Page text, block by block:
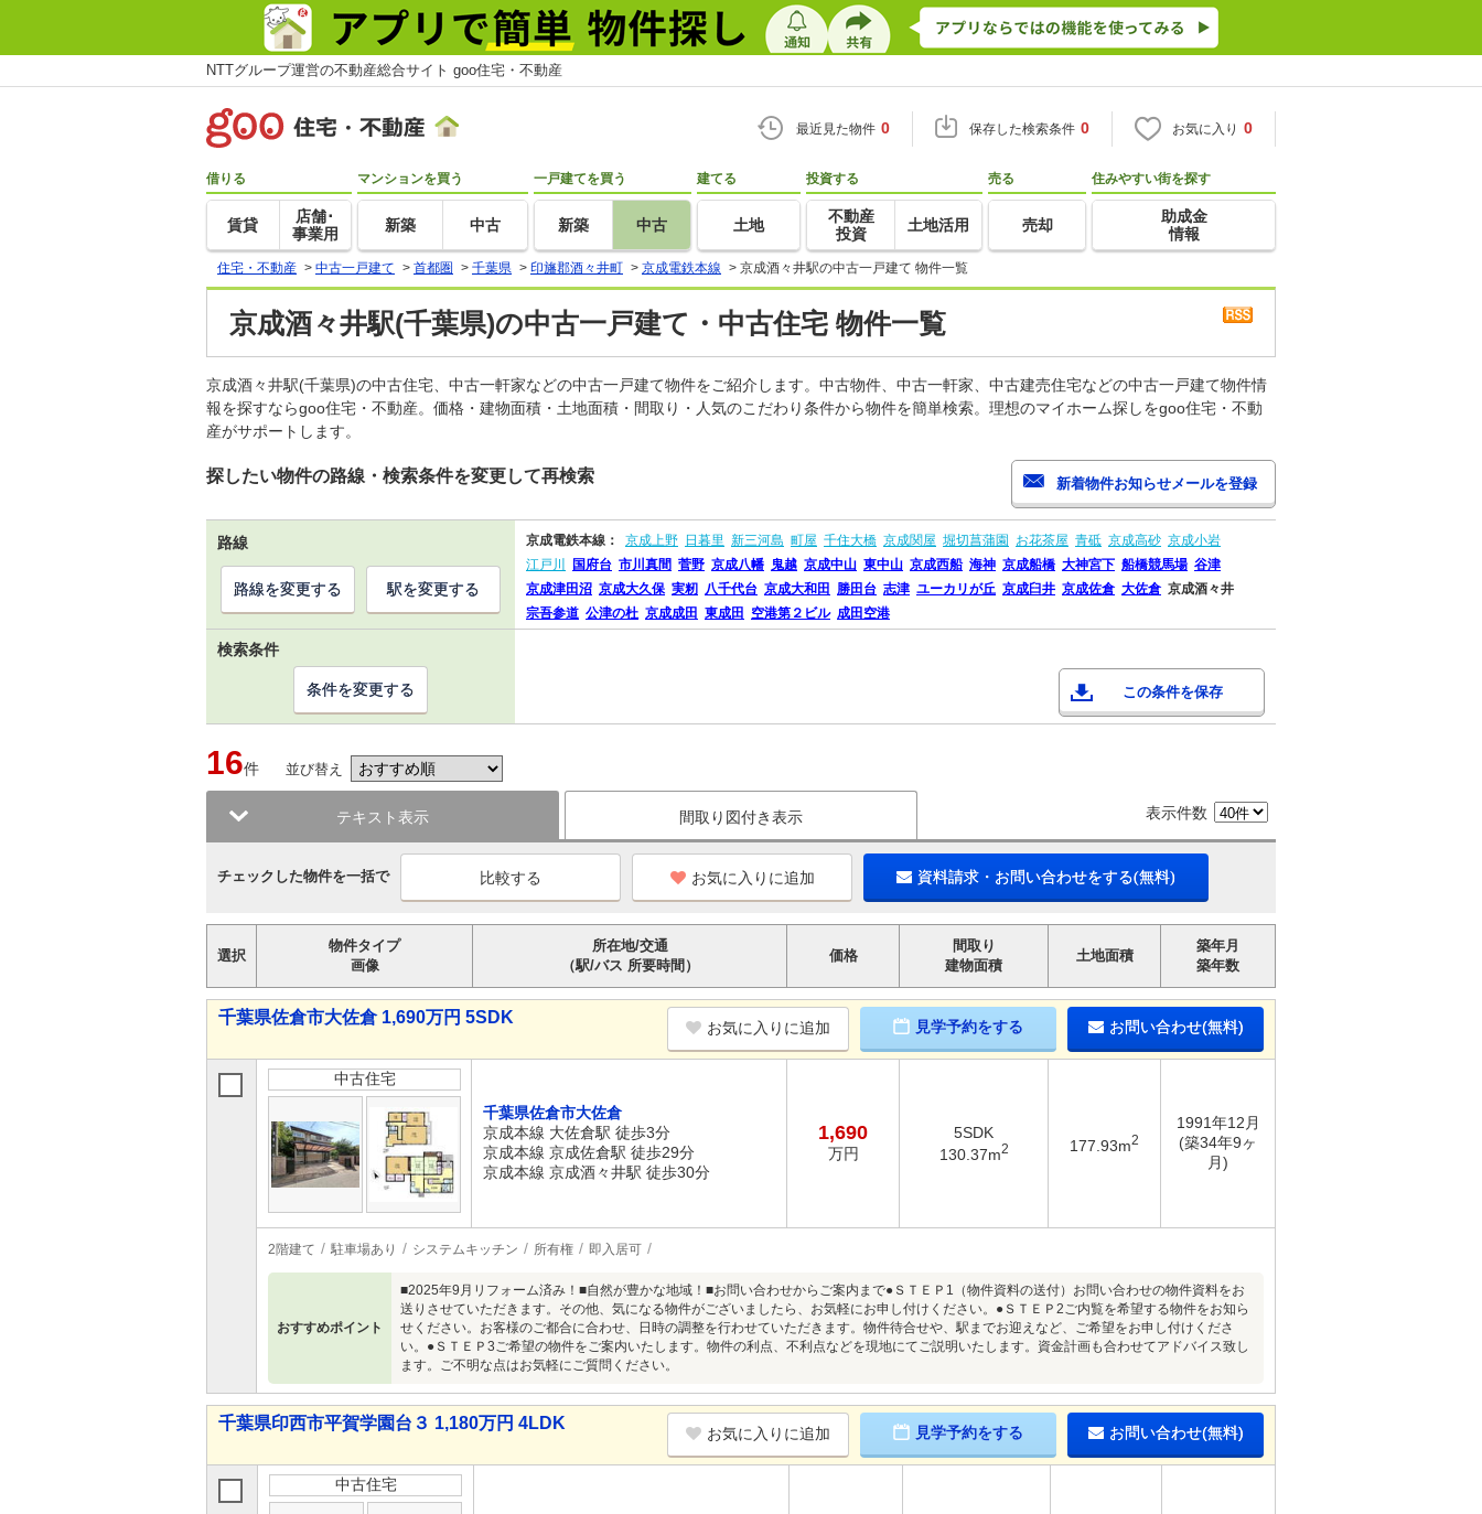
NTTグループ運営の不動産総合サイト goo住宅・不動産
最近見た物件 0 保存した検索条件 0 お気に入り 0
借りる
賃貸
店舗･
事業用
マンションを買う
新築 中古
一戸建てを買う
新築 中古
建てる
土地
投資する
不動産
投資
土地活用
売る
売却
住みやすい街を探す
助成金
情報
住宅・不動産 > 中古一戸建て > 首都圏 > 千葉県 > 印旛郡酒々井町 > 京成電鉄本線 > 京成酒々井駅の中古一戸建て 物件一覧
京成酒々井駅(千葉県)の中古一戸建て・中古住宅 物件一覧
京成酒々井駅(千葉県)の中古住宅、中古一軒家などの中古一戸建て物件をご紹介します。中古物件、中古一軒家、中古建売住宅などの中古一戸建て物件情
報を探すならgoo住宅・不動産。価格・建物面積・土地面積・間取り・人気のこだわり条件から物件を簡単検索。理想のマイホーム探しをgoo住宅・不動
産がサポートします。
探したい物件の路線・検索条件を変更して再検索
路線 京成電鉄本線： 京成上野 日暮里 新三河島 町屋 千住大橋 京成関屋 堀切菖蒲園 お花茶屋 青砥 京成高砂 京成小岩
江戸川
国府台 市川真間 菅野 京成八幡 鬼越 京成中山 東中山 京成西船 海神 京成船橋 大神宮下 船橋競馬場 谷津
京成津田沼 京成大久保 実籾 八千代台 京成大和田 勝田台 志津 ユーカリが丘 京成臼井 京成佐倉 大佐倉 京成酒々井
宗吾参道 公津の杜 京成成田 東成田 空港第２ビル 成田空港
路線を変更する 駅を変更する
検索条件
この条件を保存
条件を変更する
16件 並び替え
テキスト表示 間取り図付き表示 表示件数
チェックした物件を一括で お気に入りに追加 資料請求・お問い合わせをする(無料)
選択
物件タイプ
画像
所在地/交通
（駅/バス 所要時間）
価格
間取り
建物面積
土地面積
築年月
築年数
千葉県佐倉市大佐倉 1,690万円 5SDK
お気に入りに追加 見学予約をする お問い合わせ(無料)
中古住宅
千葉県佐倉市大佐倉
京成本線 大佐倉駅 徒歩3分
京成本線 京成佐倉駅 徒歩29分
京成本線 京成酒々井駅 徒歩30分
1,690
万円
5SDK
130.37m2 177.93m2
1991年12月
(築34年9ヶ
月)
2階建て 駐車場あり システムキッチン 所有権 即入居可
おすすめポイント
■2025年9月リフォーム済み！■自然が豊かな地域！■お問い合わせからご案内まで●ＳＴＥＰ1（物件資料の送付）お問い合わせの物件資料をお
送りさせていただきます。その他、気になる物件がございましたら、お気軽にお申し付けください。●ＳＴＥＰ2ご内覧を希望する物件をお知ら
せください。お客様のご都合に合わせ、日時の調整を行わせていただきます。物件待合せや、駅までお迎えなど、ご希望をお申し付けくださ
い。●ＳＴＥＰ3ご希望の物件をご案内いたします。物件の利点、不利点などを現地にてご説明いたします。資金計画も合わせてアドバイス致し
ます。ご不明な点はお気軽にご質問ください。
千葉県印西市平賀学園台３ 1,180万円 4LDK
お気に入りに追加 見学予約をする お問い合わせ(無料)
中古住宅